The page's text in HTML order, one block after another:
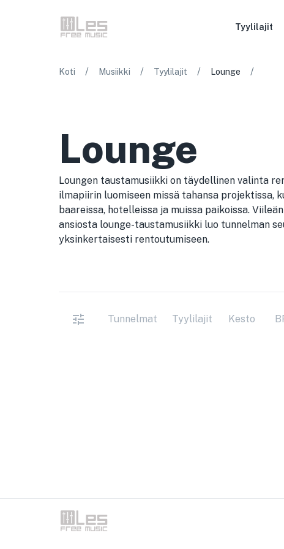
Tyylilajit
Koti / Musiikki / Tyylilajit / Lounge /
Lounge
Loungen taustamusiikki on täydellinen valinta
ilmapiirin luomiseen missä tahansa projektissa,
baareissa, hotelleissa ja muissa paikoissa.
ansiosta lounge-taustamusiikki luo tunnelman
yksinkertaisesti rentoutumiseen.
Tunnelmat Tyylilajit Kesto